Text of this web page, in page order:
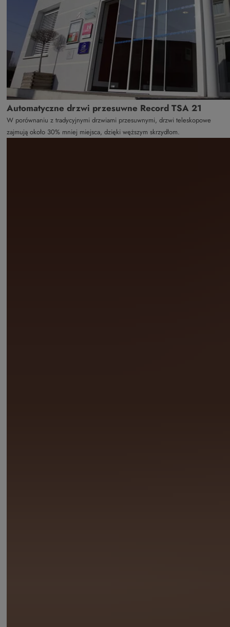
Automatyczne drzwi przesuwne Record TSA 21
W porównaniu z tradycyjnymi drzwiami przesuwnymi, drzwi teleskopowe
zajmują około 30% mniej miejsca, dzięki węższym skrzydłom.